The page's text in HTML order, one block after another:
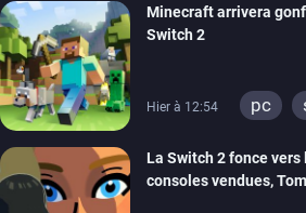
Minecraft arrivera
Switch 2
Hier à 12:54 pc
wiiu
xbox
La Switch 2 fonce
consoles vendues,